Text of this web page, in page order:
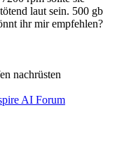
laut sein. 500 gb
ihr mir empfehlen?
nachrüsten
AI Forum